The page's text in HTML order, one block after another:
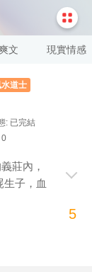
文 現實情感
水道士
: 已完結
0
莊內，
子，血
5